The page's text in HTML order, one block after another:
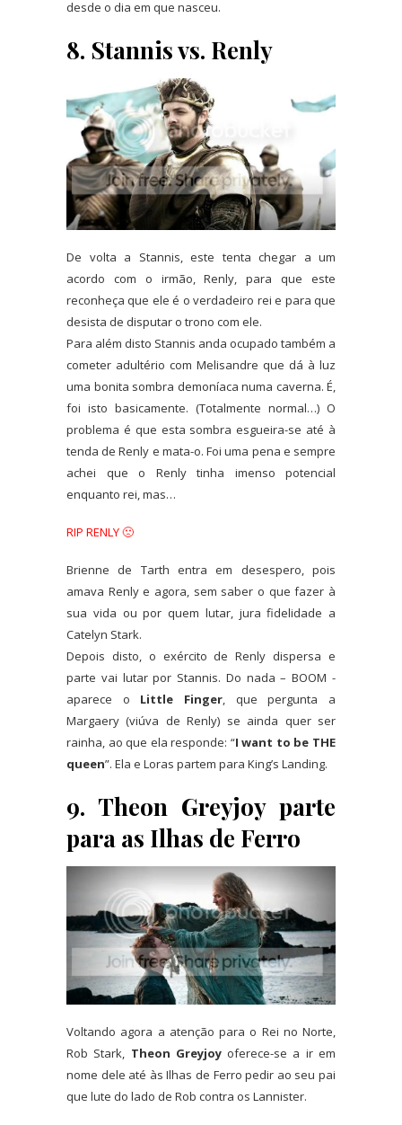
desde o dia em que nasceu.
8. Stannis vs. Renly
De volta a Stannis, este tenta chegar a um
acordo com o irmão, Renly, para que este
reconheça que ele é o verdadeiro rei e para que
desista de disputar o trono com ele.
Para além disto Stannis anda ocupado também a
cometer adultério com Melisandre que dá à luz
uma bonita sombra demoníaca numa caverna. É,
foi isto basicamente. (Totalmente normal…) O
problema é que esta sombra esgueira-se até à
tenda de Renly e mata-o. Foi uma pena e sempre
achei que o Renly tinha imenso potencial
enquanto rei, mas…
RIP RENLY 🙁
Brienne de Tarth entra em desespero, pois
amava Renly e agora, sem saber o que fazer à
sua vida ou por quem lutar, jura fidelidade a
Catelyn Stark.
Depois disto, o exército de Renly dispersa e
parte vai lutar por Stannis. Do nada – BOOM -
aparece o Little Finger, que pergunta a
Margaery (viúva de Renly) se ainda quer ser
rainha, ao que ela responde: “I want to be THE
queen”. Ela e Loras partem para King’s Landing.
9. Theon Greyjoy parte
para as Ilhas de Ferro
Voltando agora a atenção para o Rei no Norte,
Rob Stark, Theon Greyjoyoferece-se a ir em
nome dele até às Ilhas de Ferro pedir ao seu pai
que lute do lado de Rob contra os Lannister.